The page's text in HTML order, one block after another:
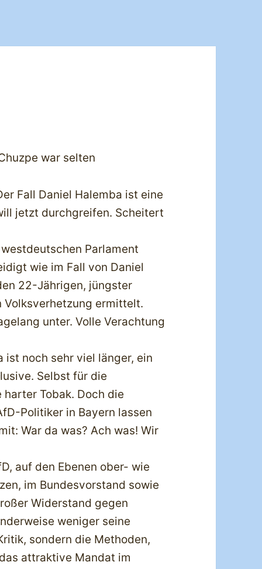
war selten
Fall Daniel Halemba ist eine
jetzt durchgreifen. Scheitert
Parlament
wie im Fall von Daniel
22-Jährigen, jüngster
ermittelt.
unter. Volle Verachtung
ist noch sehr viel länger, ein
Selbst für die
Tobak. Doch die
Politiker in Bayern lassen
War da was? Ach was! Wir
auf den Ebenen ober- wie
im Bundesvorstand sowie
Widerstand gegen
weniger seine
sondern die Methoden,
attraktive Mandat im